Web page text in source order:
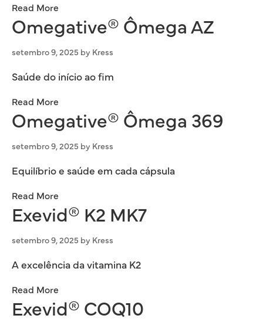
Read More
Omegative® Ômega AZ
setembro 9, 2025 by Kress
Saúde do início ao fim
Read More
Omegative® Ômega 369
setembro 9, 2025 by Kress
Equilíbrio e saúde em cada cápsula
Read More
Exevid® K2 MK7
setembro 9, 2025 by Kress
A excelência da vitamina K2
Read More
Exevid® COQ10